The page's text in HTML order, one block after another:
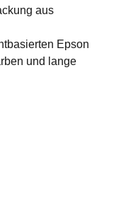
aus
Epson
und lange